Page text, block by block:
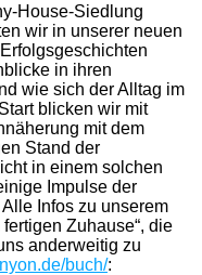
House-Siedlung
wir in unserer neuen
in ihren
wie sich der Alltag im
blicken wir mit
mit dem
Stand der
in einem solchen
Impulse der
Infos zu unserem
Zuhause“, die
anderweitig zu
buch/: